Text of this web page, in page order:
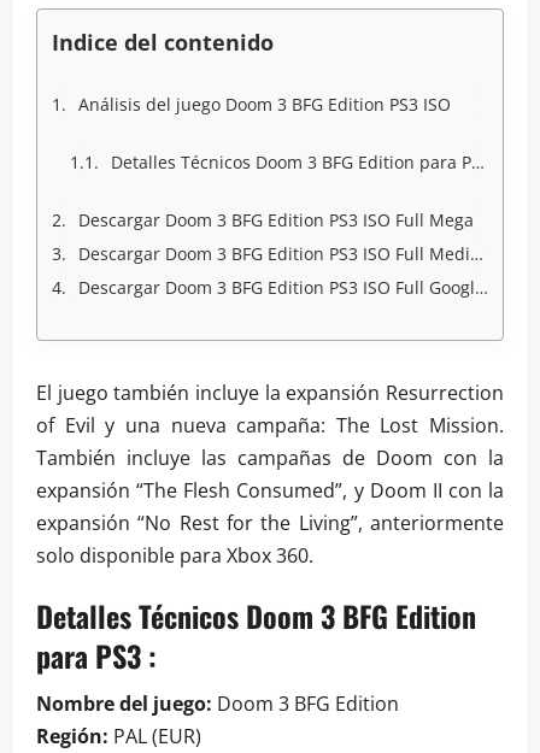
Indice del contenido
Análisis del juego Doom 3 BFG Edition PS3 ISO
Detalles Técnicos Doom 3 BFG Edition para PS3 :
Descargar Doom 3 BFG Edition PS3 ISO Full Mega
Descargar Doom 3 BFG Edition PS3 ISO Full Mediafire
Descargar Doom 3 BFG Edition PS3 ISO Full GoogleDrive
El juego también incluye la expansión Resurrection
of Evil y una nueva campaña: The Lost Mission.
También incluye las campañas de Doom con la
expansión “The Flesh Consumed”, y Doom II con la
expansión “No Rest for the Living”, anteriormente
solo disponible para Xbox 360.
Detalles Técnicos Doom 3 BFG Edition
para PS3 :
Nombre del juego: Doom 3 BFG Edition
Región: PAL (EUR)